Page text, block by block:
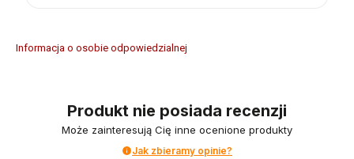
Informacja o osobie odpowiedzialnej
Produkt nie posiada recenzji
Może zainteresują Cię inne ocenione produkty
Jak zbieramy opinie?